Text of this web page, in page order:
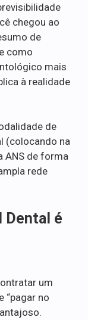
chegou ao
de
como
mais
à realidade
de
(colocando na
ANS de forma
rede
Dental é
um
“pagar no